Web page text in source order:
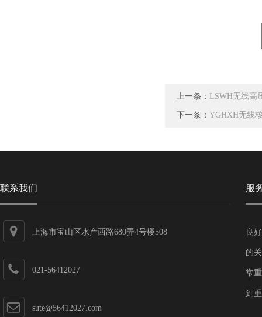
上一条： LSWH无线高
下一条： YGHXH无线
联系我们
上海市宝山区水产西路680弄4号楼508
021-56412027
sute@56412027.com
服
良
的
常
到